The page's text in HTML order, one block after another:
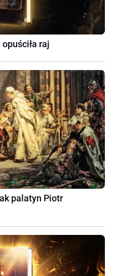
raj
palatyn Piotr